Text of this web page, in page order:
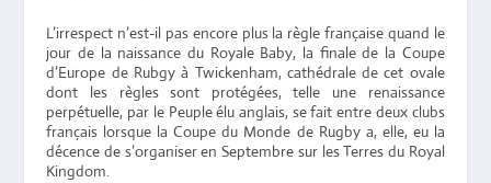
L’irrespect n’est-il pas encore plus la règle française quand le
jour de la naissance du Royale Baby, la finale de la Coupe
d’Europe de Rubgy à Twickenham, cathédrale de cet ovale
dont les règles sont protégées, telle une renaissance
perpétuelle, par le Peuple élu anglais, se fait entre deux clubs
français lorsque la Coupe du Monde de Rugby a, elle, eu la
décence de s’organiser en Septembre sur les Terres du Royal
Kingdom.